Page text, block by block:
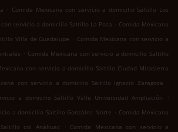
. Comida Mexicana con servicio a domicilio Saltillo Los
servicio a domicilio Saltillo La Poza . Comida Mexicana
Villa de Guadalupe . Comida Mexicana con servicio a
. Comida Mexicana con servicio a domicilio Saltillo
con servicio a domicilio Saltillo Ciudad Mirasierra
con servicio a domicilio Saltillo Ignacio Zaragoza
.
a domicilio Saltillo Valle Universidad Ampliación
.
a domicilio Saltillo González Norte . Comida Mexicana
col Anáhuac
. Comida Mexicana con servicio a